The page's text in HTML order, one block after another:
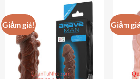
nhiều
biến
thể.
Các
tùy
chọn
Giảm giá! Giảm